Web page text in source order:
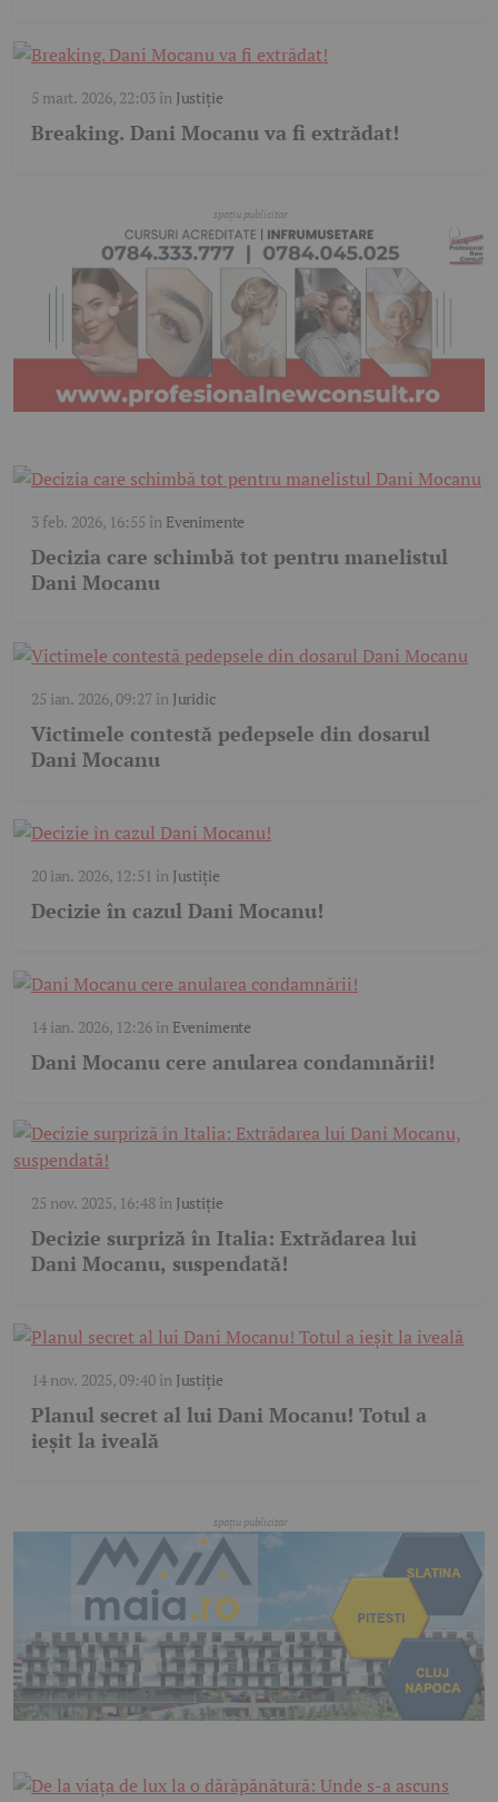
5 mart. 2026, 22:03în Justiție
Breaking. Dani Mocanu va fi extrădat!
3 feb. 2026, 16:55 în Evenimente
Decizia care schimbă tot pentru manelistul
Dani Mocanu
25 ian. 2026, 09:27în Juridic
Victimele contestă pedepsele din dosarul
Dani Mocanu
20 ian. 2026, 12:51 în Justiție
Decizie în cazul Dani Mocanu!
14 ian. 2026, 12:26în Evenimente
Dani Mocanu cere anularea condamnării!
25 nov. 2025, 16:48în Justiție
Decizie surpriză în Italia: Extrădarea lui
Dani Mocanu, suspendată!
14 nov. 2025, 09:40în Justiție
Planul secret al lui Dani Mocanu! Totul a
ieșit la iveală